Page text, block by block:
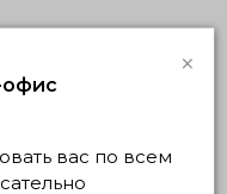
офис
×
вас по всем